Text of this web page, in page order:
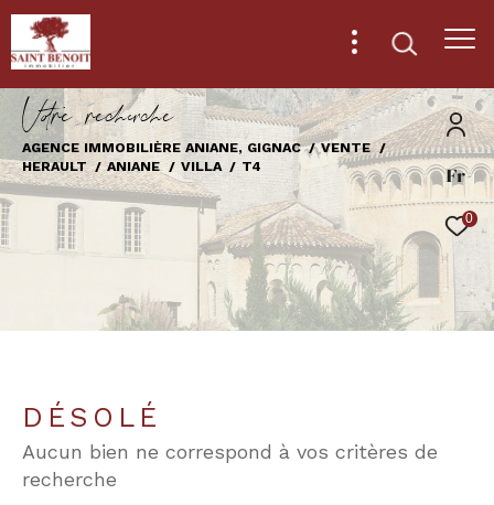
Fr
0
Vore recece
AGENCE IMMOBILIÈRE ANIANE, GIGNAC
VENTE
HERAULT
ANIANE VILLA T4
DÉSOLÉ
Aucun bien ne correspond à vos critères de
recherche
Effectuer une recherche
et trouver le bien qui correspond à vos
critères
d'offre
Vente
de
bien
Type de bien
Ville